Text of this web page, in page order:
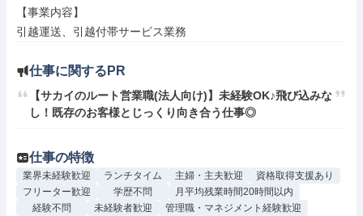
【事業内容】
引越運送、引越付帯サービス業務
仕事に関するPR
【サカイのルート営業職(法人向け)】未経験OK♪飛び込みな
し！既存のお客様とじっくり向き合う仕事◎
仕事の特徴
業界未経験歓迎 ランチタイム 主婦・主夫歓迎
資格取得支援あり
フリーター歓迎
学歴不問
月平均残業時間20時間以内
経験不問
未経験者歓迎
管理職・マネジメント経験歓迎